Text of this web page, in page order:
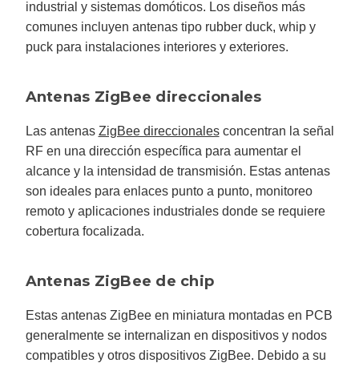
industrial y sistemas domóticos. Los diseños más
comunes incluyen antenas tipo rubber duck, whip y
puck para instalaciones interiores y exteriores.
Antenas ZigBee direccionales
Las antenas ZigBee direccionalesconcentran la señal
RF en una dirección específica para aumentar el
alcance y la intensidad de transmisión. Estas antenas
son ideales para enlaces punto a punto, monitoreo
remoto y aplicaciones industriales donde se requiere
cobertura focalizada.
Antenas ZigBee de chip
Estas antenas ZigBee en miniatura montadas en PCB
generalmente se internalizan en dispositivos y nodos
compatibles y otros dispositivos ZigBee. Debido a su